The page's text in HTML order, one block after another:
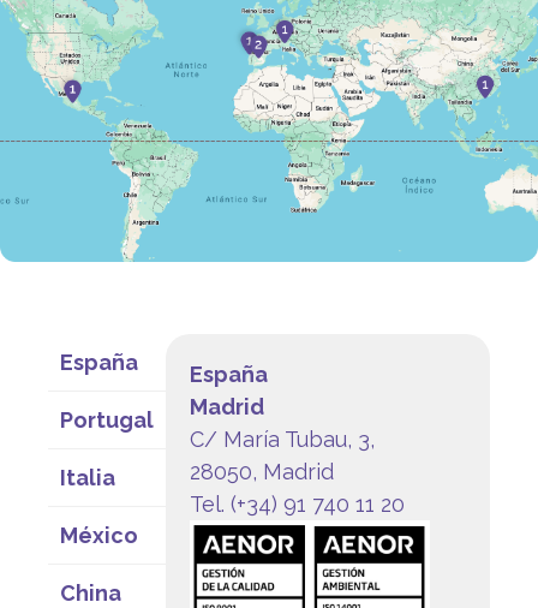
España
Portugal
Italia
México
China
España
Madrid
C/ María Tubau, 3,
28050, Madrid
Tel. (+34) 91 740 11 20